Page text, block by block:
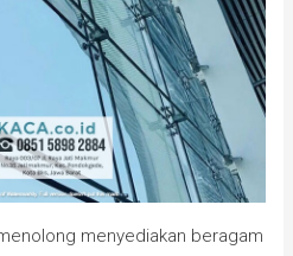
menyediakan beragam